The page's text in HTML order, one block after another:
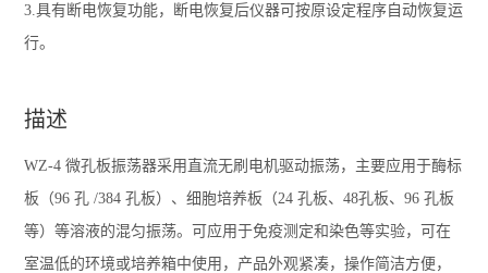
3.具有断电恢复功能，断电恢复后仪器可按原设定程序自动恢复运
行。
描述
WZ-4 微孔板振荡器采用直流无刷电机驱动振荡，主要应用于酶标
板（96 孔 /384 孔板）、细胞培养板（24 孔板、48孔板、96 孔板
等）等溶液的混匀振荡。可应用于免疫测定和染色等实验，可在
室温低的环境或培养箱中使用，产品外观紧凑，操作简洁方便，